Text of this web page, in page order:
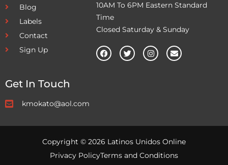
Blog
Labels
Contact
Sign Up
10AM To 6PM Eastern Standard
Time
Closed Saturday & Sunday
Get In Touch
kmokato@aol.com
Copyright © 2026 Latinos Unidos Online
Privacy PolicyTerms and Conditions